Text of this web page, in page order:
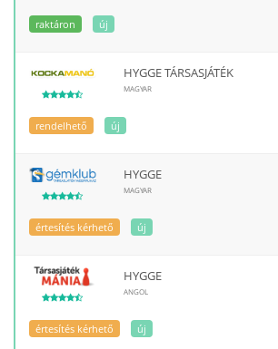
raktáron új
HYGGE TÁRSASJÁTÉK
MAGYAR
rendelhető új
HYGGE
MAGYAR
értesítés kérhető új
HYGGE
ANGOL
értesítés kérhető új